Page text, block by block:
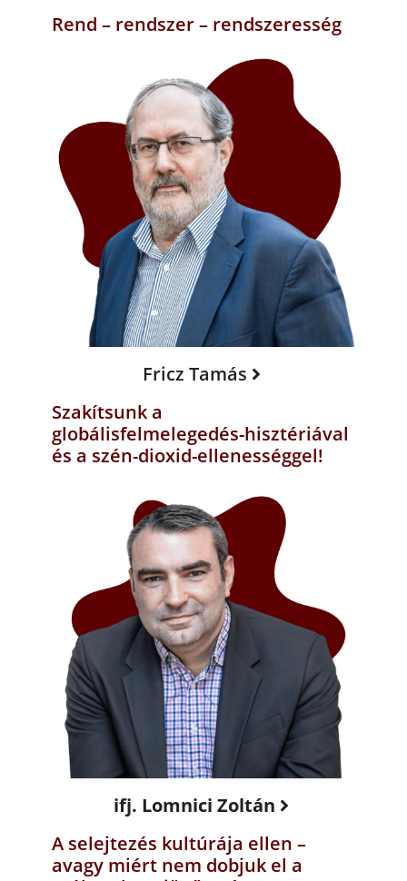
Rend – rendszer – rendszeresség
Fricz Tamás
Szakítsunk a
globálisfelmelegedés-hisztériával
és a szén-dioxid-ellenességgel!
ifj. Lomnici Zoltán
A selejtezés kultúrája ellen –
avagy miért nem dobjuk el a